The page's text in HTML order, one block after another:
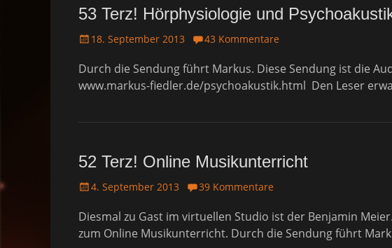
53 Terz! Hörphysiologie und
P
s
t
o
18. September 2013 43 Kommentare
Durch die Sendung führt Markus. Diese Sendung ist die
www.markus-fiedler.de/psychoakustik.html Den Leser
52 Terz! Online Musikunterricht
P
s
t
4. September 2013 39 Kommentare
Diesmal zu Gast im virtuellen Studio ist der Benjamin
zum Online Musikunterricht. Durch die Sendung führt